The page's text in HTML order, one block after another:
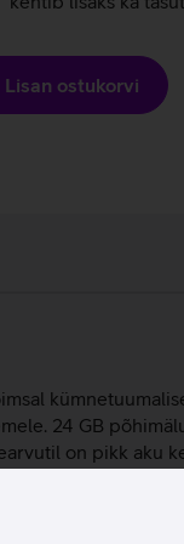
Lisan ostukorvi
24 GB
on pikk aku
ja naudi